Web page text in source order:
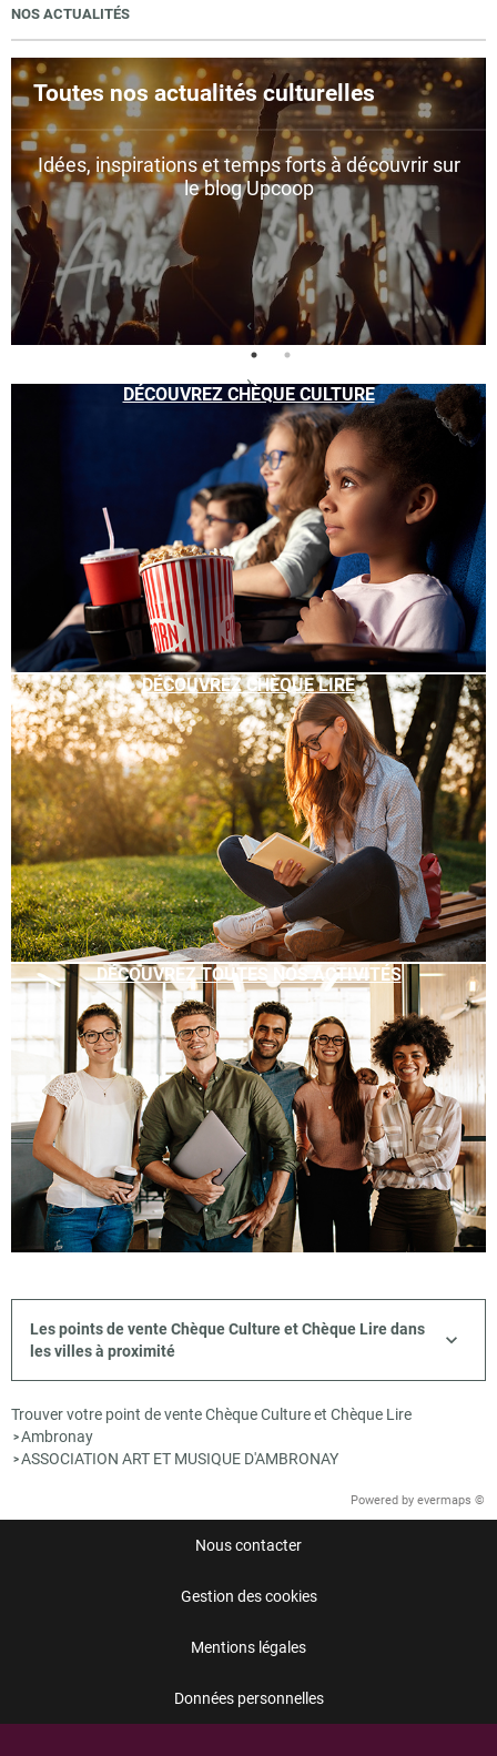
NOS ACTUALITÉS
Toutes nos actualités culturelles
Idées, inspirations et temps forts à découvrir sur
le blog Upcoop
DÉCOUVREZ CHÈQUE CULTURE
DÉCOUVREZ CHÈQUE LIRE
DÉCOUVREZ TOUTES NOS ACTIVITÉS
Les points de vente Chèque Culture et Chèque Lire dans
les villes à proximité
Trouver votre point de vente Chèque Culture et Chèque Lire
>Ambronay
>ASSOCIATION ART ET MUSIQUE D'AMBRONAY
Powered by evermaps ©
Nous contacter
Gestion des cookies
Mentions légales
Données personnelles